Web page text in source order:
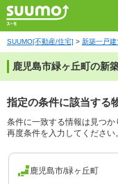
SUUMO[不動産/住宅] > 新築一戸建
鹿児島市緑ヶ丘町の新
指定の条件に該当する
条件に一致する情報は見つか
再度条件を入力してください。
鹿児島市/緑ヶ丘町